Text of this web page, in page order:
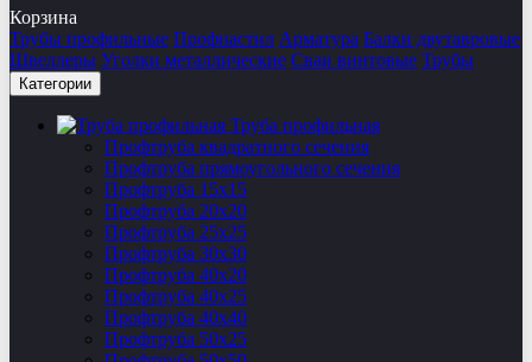
Корзина
Трубы профильные Профнастил Арматура Балки двутавровые
Швеллеры Уголки металлические Сваи винтовые Трубы
Категории
Труба профильная
Профтруба квадратного сечения
Профтруба прямоугольного сечения
Профтруба 15х15
Профтруба 20х20
Профтруба 25х25
Профтруба 30х30
Профтруба 40х20
Профтруба 40х25
Профтруба 40х40
Профтруба 50х25